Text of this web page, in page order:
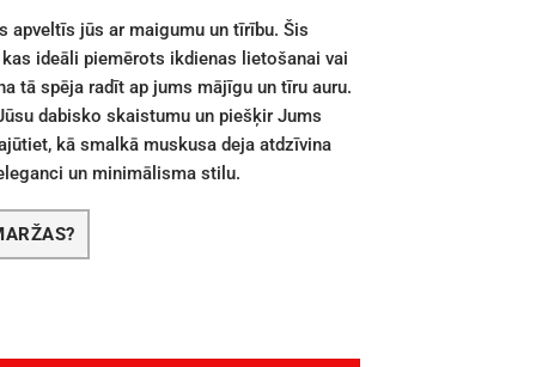
apveltīs jūs ar maigumu un tīrību. Šis
ideāli piemērots ikdienas lietošanai vai
tā spēja radīt ap jums mājīgu un tīru auru.
dabisko skaistumu un piešķir Jums
kā smalkā muskusa deja atdzīvina
un minimālisma stilu.